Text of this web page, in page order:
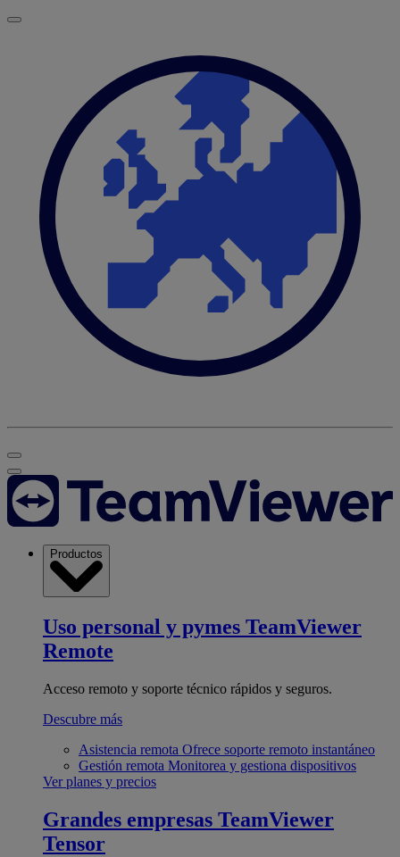
Productos
Uso personal y pymes TeamViewer
Remote
Acceso remoto y soporte técnico rápidos y seguros.
Descubre más
Asistencia remota Ofrece soporte remoto instantáneo
Gestión remota Monitorea y gestiona dispositivos
Ver planes y precios
Grandes empresas TeamViewer
Tensor